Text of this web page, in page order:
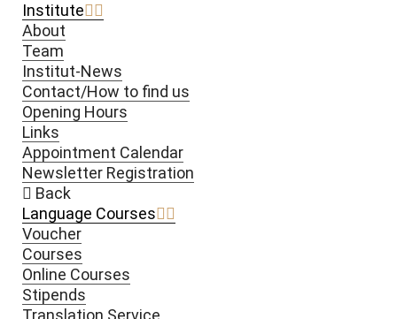
Institute
About
Team
Institut-News
Contact/How to find us
Opening Hours
Links
Appointment Calendar
Newsletter Registration
Back
Language Courses
Voucher
Courses
Online Courses
Stipends
Translation Service